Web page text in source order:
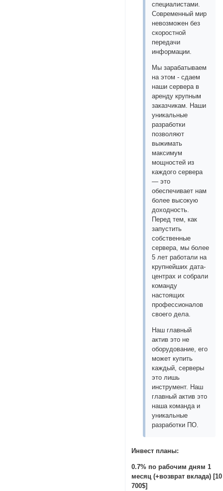
специалистами.
Современный мир
невозможен без
скоростной
передачи
информации.
Мы зарабатываем
на этом - сдаем
наши сервера в
аренду крупным
заказчикам. Наши
уникальные
разработки
позволяют
выжимать
максимум
мощностей из
каждого сервера
— это
обеспечивает нам
более высокую
доходность.
Перед тем, как
запустить
собственные
сервера, мы более
5 лет работали на
крупнейших дата-
центрах и собрали
команду
настоящих
профессионалов
своего дела.
Наш главный
актив это не
оборудование, его
может купить
каждый, серверы
это лишь
инструмент. Наш
главный актив это
наша команда и
уникальные
разработки ПО.
Инвест планы:
0.7% по рабочим дням 1
месяц (+возврат вклада)
700$]